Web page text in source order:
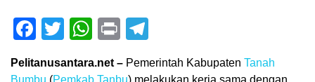
Facebook
TwitterWhatsApp
Print
Pelitanusantara.net – Pemerintah Kabupaten Tanah